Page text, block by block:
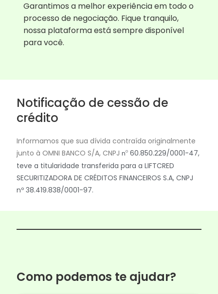
Garantimos a melhor experiência em todo o
processo de negociação. Fique tranquilo,
nossa plataforma está sempre disponível
para você.
Notificação de cessão de
crédito
Informamos que sua dívida contraída originalmente
junto à OMNI BANCO S/A, CNPJ nº 60.850.229/0001-47,
teve a titularidade transferida para a LIFTCRED
SECURITIZADORA DE CRÉDITOS FINANCEIROS S.A, CNPJ
nº 38.419.838/0001-97.
Como podemos te ajudar?